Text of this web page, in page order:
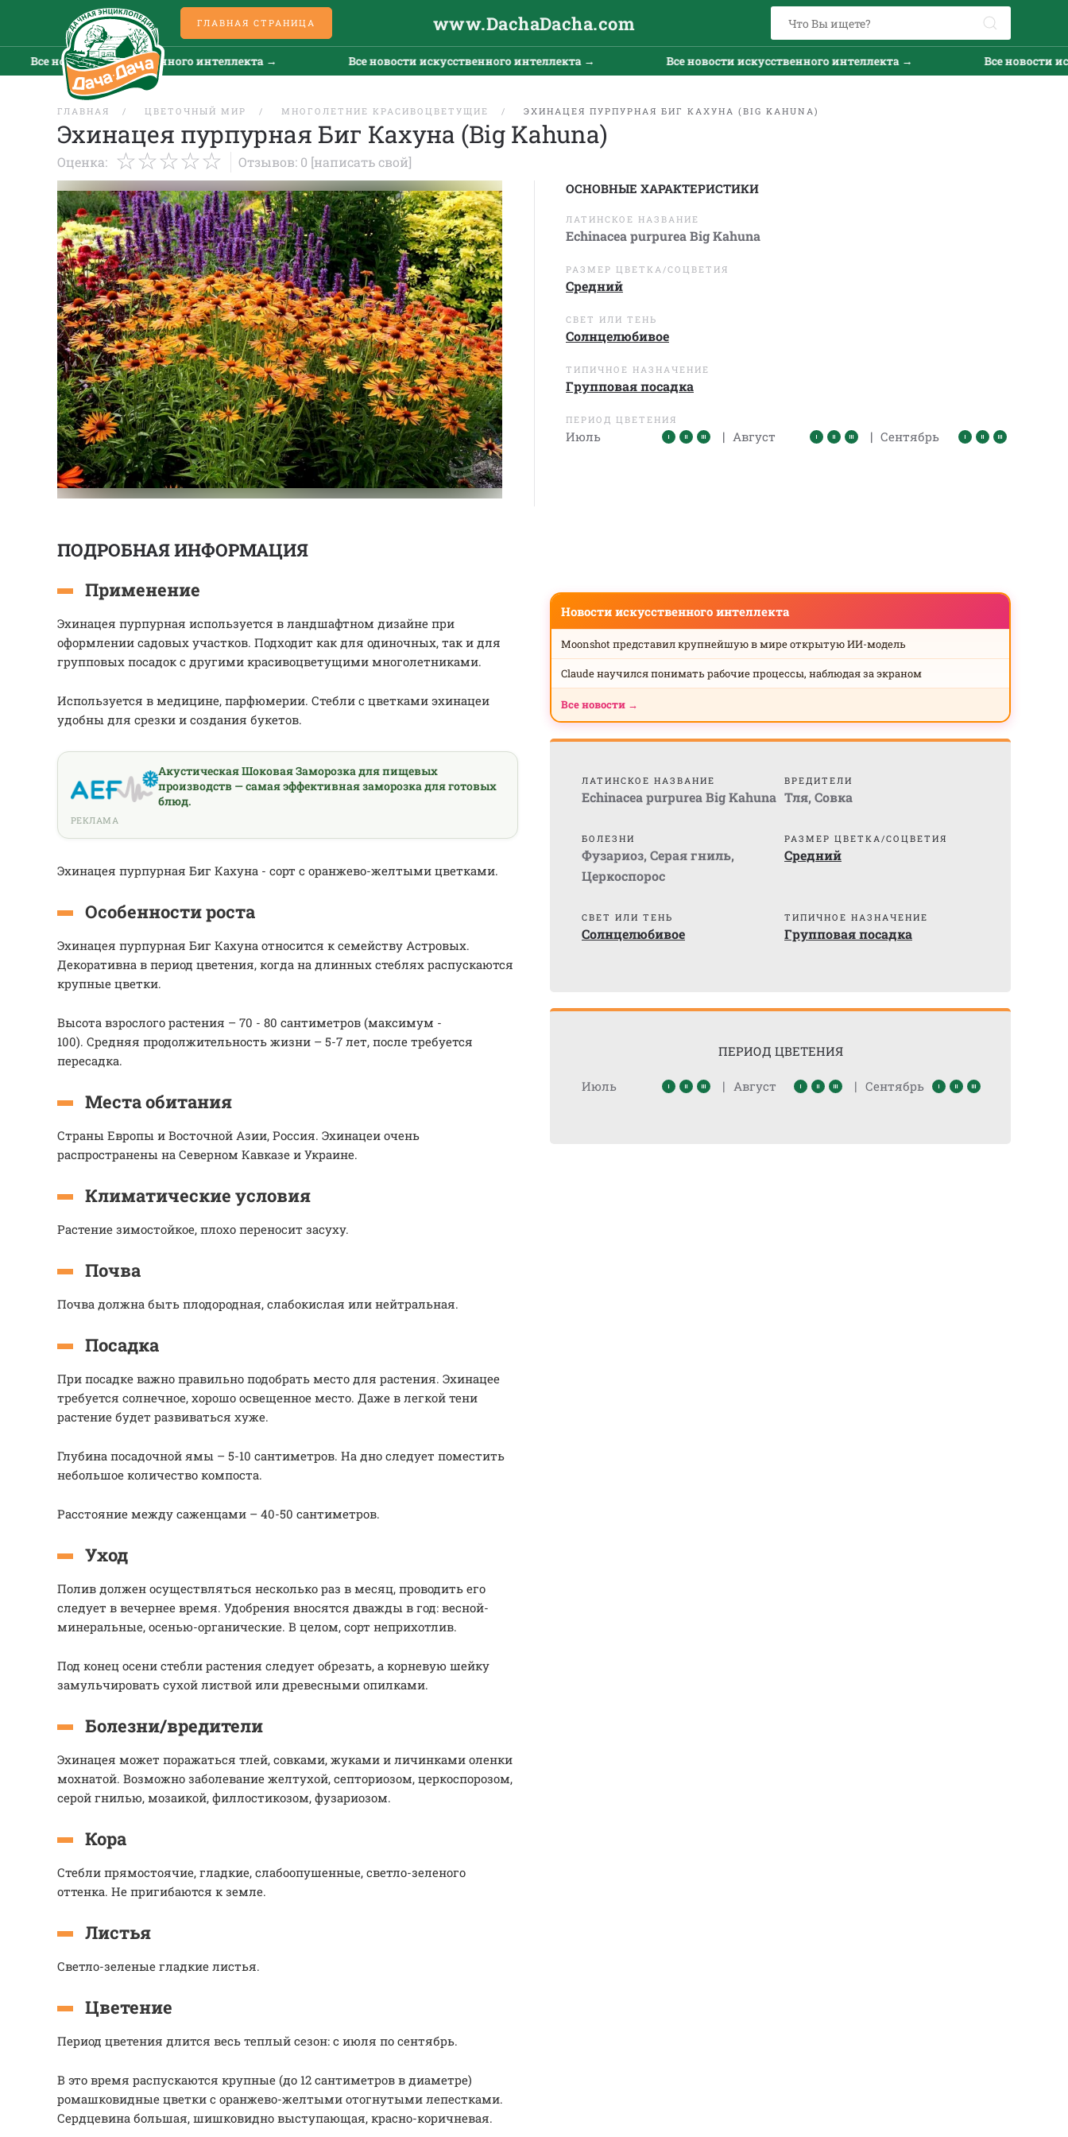
ГЛАВНАЯ СТРАНИЦА www.DachaDacha.com
новости искусственного интеллекта → Все новости искусственного интеллекта → Все новости искусственного интеллекта → Все новости
ГЛАВНАЯ ЦВЕТОЧНЫЙ МИР МНОГОЛЕТНИЕ КРАСИВОЦВЕТУЩИЕ ЭХИНАЦЕЯ ПУРПУРНАЯ БИГ КАХУНА (BIG KAHUNA)
Эхинацея пурпурная Биг Кахуна (Big Kahuna)
Оценка: Отзывов: 0 [написать свой]
ОСНОВНЫЕ ХАРАКТЕРИСТИКИ
ЛАТИНСКОЕ НАЗВАНИЕ
Echinacea purpurea Big Kahuna
РАЗМЕР ЦВЕТКА/СОЦВЕТИЯ
Средний
СВЕТ ИЛИ ТЕНЬ
Солнцелюбивое
ТИПИЧНОЕ НАЗНАЧЕНИЕ
Групповая посадка
ПЕРИОД ЦВЕТЕНИЯ
Июль | Август | Сентябрь
ПОДРОБНАЯ ИНФОРМАЦИЯ
Применение
Эхинацея пурпурная используется в ландшафтном дизайне при
оформлении садовых участков. Подходит как для одиночных, так и для
групповых посадок с другими красивоцветущими многолетниками.
Используется в медицине, парфюмерии. Стебли с цветками эхинацеи
удобны для срезки и создания букетов.
Акустическая Шоковая Заморозка для пищевых
производств — самая эффективная заморозка для готовых
блюд.
РЕКЛАМА
Эхинацея пурпурная Биг Кахуна - сорт с оранжево-желтыми цветками.
Особенности роста
Эхинацея пурпурная Биг Кахуна относится к семейству Астровых.
Декоративна в период цветения, когда на длинных стеблях распускаются
крупные цветки.
Высота взрослого растения – 70 - 80 сантиметров (максимум -
100). Средняя продолжительность жизни – 5-7 лет, после требуется
пересадка.
Места обитания
Страны Европы и Восточной Азии, Россия. Эхинацеи очень
распространены на Северном Кавказе и Украине.
Климатические условия
Растение зимостойкое, плохо переносит засуху.
Почва
Почва должна быть плодородная, слабокислая или нейтральная.
Посадка
При посадке важно правильно подобрать место для растения. Эхинацее
требуется солнечное, хорошо освещенное место. Даже в легкой тени
растение будет развиваться хуже.
Глубина посадочной ямы – 5-10 сантиметров. На дно следует поместить
небольшое количество компоста.
Расстояние между саженцами – 40-50 сантиметров.
Уход
Полив должен осуществляться несколько раз в месяц, проводить его
следует в вечернее время. Удобрения вносятся дважды в год: весной-
минеральные, осенью-органические. В целом, сорт неприхотлив.
Под конец осени стебли растения следует обрезать, а корневую шейку
замульчировать сухой листвой или древесными опилками.
Болезни/вредители
Эхинацея может поражаться тлей, совками, жуками и личинками оленки
мохнатой. Возможно заболевание желтухой, септориозом, церкоспорозом,
серой гнилью, мозаикой, филлостикозом, фузариозом.
Кора
Стебли прямостоячие, гладкие, слабоопушенные, светло-зеленого
оттенка. Не пригибаются к земле.
Листья
Светло-зеленые гладкие листья.
Цветение
Период цветения длится весь теплый сезон: с июля по сентябрь.
В это время распускаются крупные (до 12 сантиметров в диаметре)
ромашковидные цветки с оранжево-желтыми отогнутыми лепестками.
Сердцевина большая, шишковидно выступающая, красно-коричневая.
Новости искусственного интеллекта
Moonshot представил крупнейшую в мире открытую ИИ-модель
Claude научился понимать рабочие процессы, наблюдая за экраном
Все новости →
ЛАТИНСКОЕ НАЗВАНИЕ
Echinacea purpurea Big Kahuna
ВРЕДИТЕЛИ
Тля, Совка
БОЛЕЗНИ
Фузариоз, Серая гниль,
Церкоспорос
РАЗМЕР ЦВЕТКА/СОЦВЕТИЯ
Средний
СВЕТ ИЛИ ТЕНЬ
Солнцелюбивое
ТИПИЧНОЕ НАЗНАЧЕНИЕ
Групповая посадка
ПЕРИОД ЦВЕТЕНИЯ
Июль | Август | Сентябрь